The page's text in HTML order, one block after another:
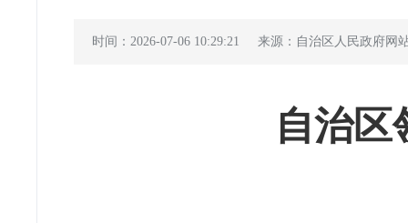
时间：2026-07-06 10:29:21 来源：自治区人民政府网
自治区